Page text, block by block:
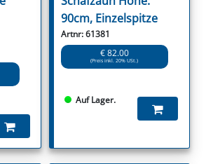
90cm, Einzelspitze
Artnr: 61381
€ 82.00
(Preis inkl. 20% USt.)
Auf Lager.